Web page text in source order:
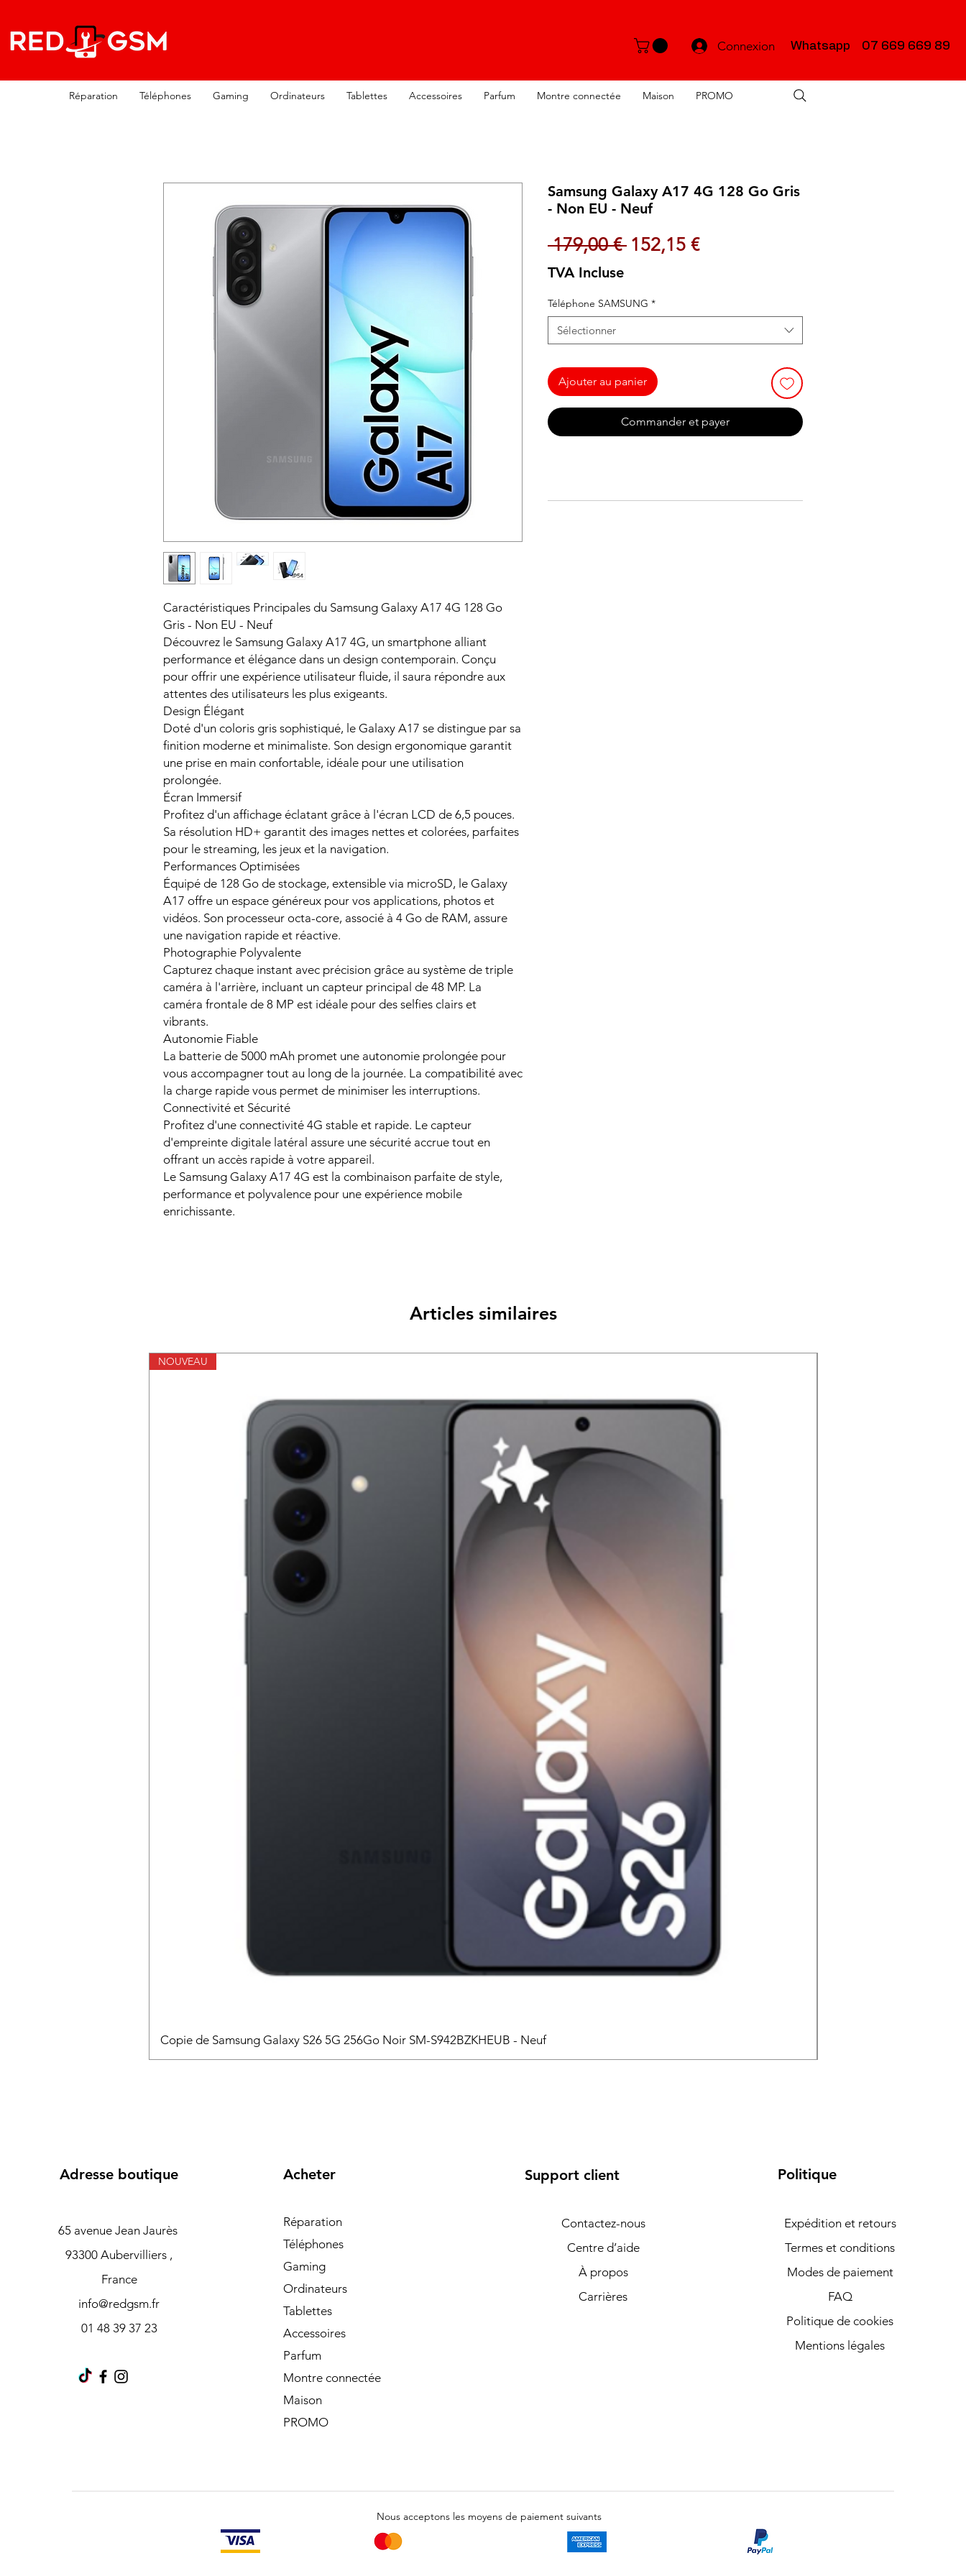
Connexion Whatsapp 07 669 669 89
Réparation Téléphones Gaming Ordinateurs Tablettes Accessoires Parfum Montre connectée Maison PROMO
Caractéristiques Principales du Samsung Galaxy A17 4G 128 Go
Gris - Non EU - Neuf
Découvrez le Samsung Galaxy A17 4G, un smartphone alliant
performance et élégance dans un design contemporain. Conçu
pour offrir une expérience utilisateur fluide, il saura répondre aux
attentes des utilisateurs les plus exigeants.
Design Élégant
Doté d'un coloris gris sophistiqué, le Galaxy A17 se distingue par sa
finition moderne et minimaliste. Son design ergonomique garantit
une prise en main confortable, idéale pour une utilisation
prolongée.
Écran Immersif
Profitez d'un affichage éclatant grâce à l'écran LCD de 6,5 pouces.
Sa résolution HD+ garantit des images nettes et colorées, parfaites
pour le streaming, les jeux et la navigation.
Performances Optimisées
Équipé de 128 Go de stockage, extensible via microSD, le Galaxy
A17 offre un espace généreux pour vos applications, photos et
vidéos. Son processeur octa-core, associé à 4 Go de RAM, assure
une navigation rapide et réactive.
Photographie Polyvalente
Capturez chaque instant avec précision grâce au système de triple
caméra à l'arrière, incluant un capteur principal de 48 MP. La
caméra frontale de 8 MP est idéale pour des selfies clairs et
vibrants.
Autonomie Fiable
La batterie de 5000 mAh promet une autonomie prolongée pour
vous accompagner tout au long de la journée. La compatibilité avec
la charge rapide vous permet de minimiser les interruptions.
Connectivité et Sécurité
Profitez d'une connectivité 4G stable et rapide. Le capteur
d'empreinte digitale latéral assure une sécurité accrue tout en
offrant un accès rapide à votre appareil.
Le Samsung Galaxy A17 4G est la combinaison parfaite de style,
performance et polyvalence pour une expérience mobile
enrichissante.
Samsung Galaxy A17 4G 128 Go Gris
- Non EU - Neuf
179,00 € Prix original
152,15 €Prix promotionnel
TVA Incluse
Téléphone SAMSUNG *
Sélectionner
Ajouter au panier
Commander et payer
Articles similaires
NOUVEAU
Copie de Samsung Galaxy S26 5G 256Go Noir SM-S942BZKHEUB - Neuf
Adresse boutique
65 avenue Jean Jaurès
93300 Aubervilliers ,
France
info@redgsm.fr
01 48 39 37 23
Acheter
Réparation
Téléphones
Gaming
Ordinateurs
Tablettes
Accessoires
Parfum
Montre connectée
Maison
PROMO
Support client
Contactez-nous
Centre d’aide
À propos
Carrières
Politique
Expédition et retours
Termes et conditions
Modes de paiement
FAQ
Politique de cookies
Mentions légales
Nous acceptons les moyens de paiement suivants